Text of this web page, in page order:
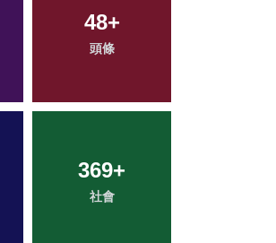
62+
宗教
32+
科技新知